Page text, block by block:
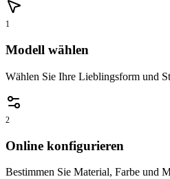
1
Modell wählen
Wählen Sie Ihre Lieblingsform und
2
Online konfigurieren
Bestimmen Sie Material, Farbe und